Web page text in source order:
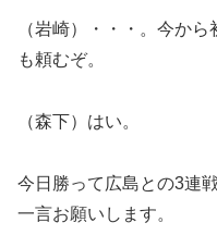
（岩崎）・・・。今か
も頼むぞ。
（森下）はい。
今日勝って広島との3連
一言お願いします。